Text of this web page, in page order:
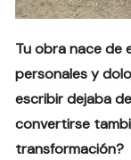
Tu obra nace de
personales y
escribir dejaba
convertirse
transformación?